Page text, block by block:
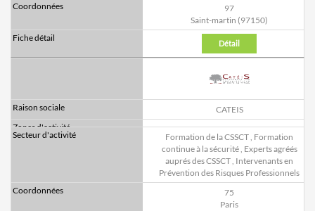
97
Saint-martin (97150)
Détail
CATEIS
Formation de la CSSCT, Formation
continue à la sécurité, Experts agréés
auprés des CSSCT, Intervenants en
Prévention des Risques Professionnels
75
Paris